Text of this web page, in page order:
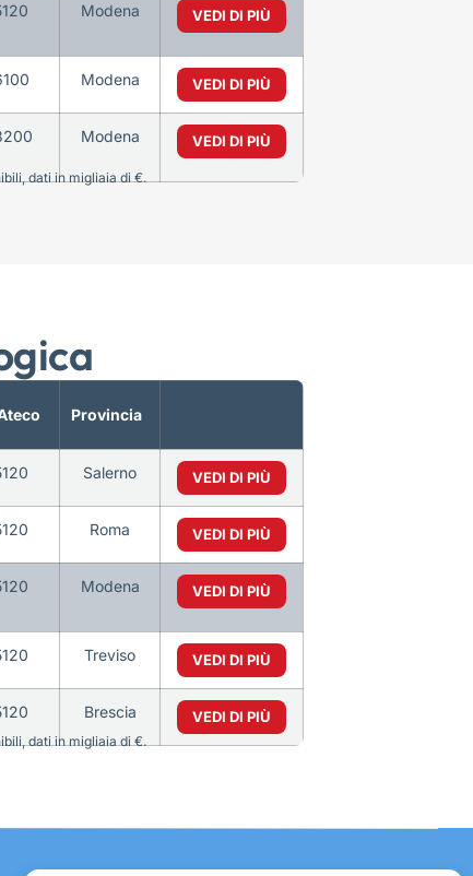
Modena VEDI DI PIÙ
Modena VEDI DI PIÙ
Modena VEDI DI PIÙ
dati in migliaia di €.
Provincia
Salerno VEDI DI PIÙ
Roma VEDI DI PIÙ
Modena VEDI DI PIÙ
Treviso VEDI DI PIÙ
Brescia VEDI DI PIÙ
dati in migliaia di €.